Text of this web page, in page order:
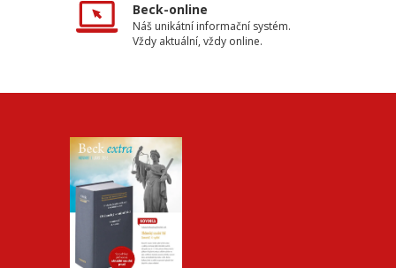
Beck-online
Náš unikátní informační systém.
Vždy aktuální, vždy online.